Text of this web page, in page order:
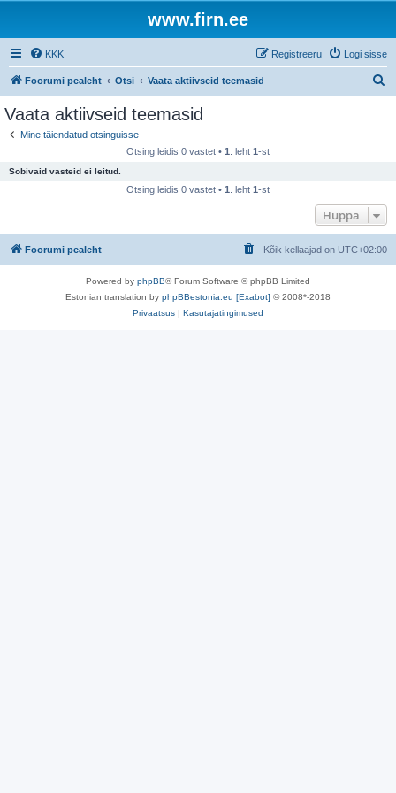
www.firn.ee
KKK Logi sisse
Registreeru
Foorumi pealeht Otsi Vaata aktiivseid teemasid
Vaata aktiivseid teemasid
Mine täiendatud otsinguisse
Otsing leidis 0 vastet • 1 . leht 1-st
Sobivaid vasteid ei leitud.
Otsing leidis 0 vastet • 1 . leht 1-st
Hüppa
Foorumi pealeht Kõik kellaajad on UTC+02:00
Powered by phpBB® Forum Software © phpBB Limited
Estonian translation by phpBBestonia.eu [Exabot] © 2008*-2018
Privaatsus | Kasutajatingimused